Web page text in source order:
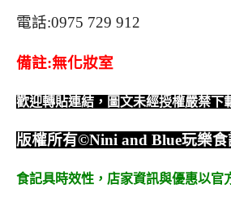
電話:0975 729 912
備註:無化妝室
歡迎轉貼連結，圖文未經授權嚴禁下
版權所有©Nini and Blue玩樂食
食記具時效性， 店家資訊與優惠以官